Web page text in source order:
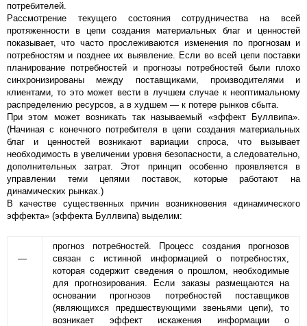
потребителей.
Рассмотрение текущего состояния сотрудничества на всей
протяженности в цепи создания материальных благ и ценностей
показывает, что часто прослеживаются изменения по прогнозам и
потребностям и позднее их выявление. Если во всей цепи поставки
планирование потребностей и прогнозы потребностей были плохо
синхронизированы между поставщиками, производителями и
клиентами, то это может вести в лучшем случае к неоптимальному
распределению ресурсов, а в худшем — к потере рынков сбыта.
При этом может возникать так называемый «эффект Буллвипа».
(Начиная с конечного потребителя в цепи создания материальных
благ и ценностей возникают вариации спроса, что вызывает
необходимость в увеличении уровня безопасности, а следовательно,
дополнительных затрат. Этот принцип особенно проявляется в
управлении теми цепями поставок, которые работают на
динамических рынках.)
В качестве существенных причин возникновения «динамического
эффекта» (эффекта Буллвипа) выделим:
—
прогноз потребностей. Процесс создания прогнозов
связан с истинной информацией о потребностях,
которая содержит сведения о прошлом, необходимые
для прогнозирования. Если заказы размещаются на
основании прогнозов потребностей поставщиков
(являющихся предшествующими звеньями цепи), то
возникает эффект искажения информации о